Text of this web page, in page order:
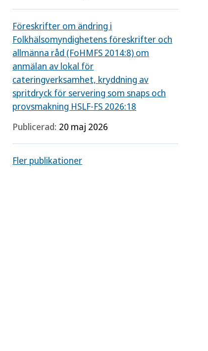
Föreskrifter om ändring i
Folkhälsomyndighetens föreskrifter och
allmänna råd (FoHMFS 2014:8) om
anmälan av lokal för
cateringverksamhet, kryddning av
spritdryck för servering som snaps och
provsmakning HSLF-FS 2026:18
Publicerad: 20 maj 2026
Fler publikationer